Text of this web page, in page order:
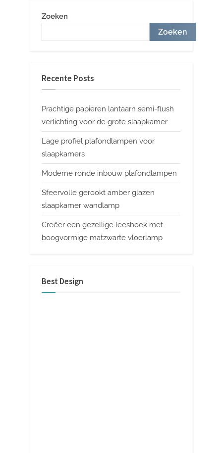
Zoeken
Zoeken
Recente Posts
Prachtige papieren lantaarn semi-flush
verlichting voor de grote slaapkamer
Lage profiel plafondlampen voor
slaapkamers
Moderne ronde inbouw plafondlampen
Sfeervolle gerookt amber glazen
slaapkamer wandlamp
Creëer een gezellige leeshoek met
boogvormige matzwarte vloerlamp
Best Design